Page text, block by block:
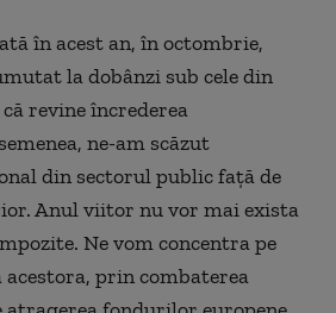
în acest an, în octombrie,
la dobânzi sub cele din
revine încrederea
ne-am scăzut
din sectorul public față de
Anul viitor nu vor mai exista
Ne vom concentra pe
acestora, prin combaterea